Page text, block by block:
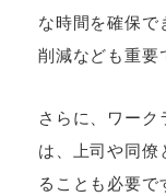
な時間を確保で
削減なども重要
さらに、ワーク
は、上司や同僚
ることも必要で